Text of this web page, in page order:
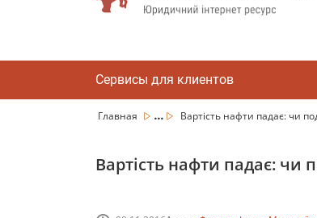
Сервисы для клиентов
Главная ... Вартість нафти падає: чи
Вартість нафти падає: